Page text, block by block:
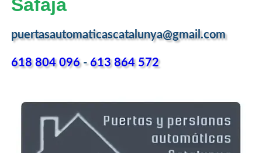
Safaja
puertasautomaticascatalunya@gmail.com
618 804 096-613 864 572